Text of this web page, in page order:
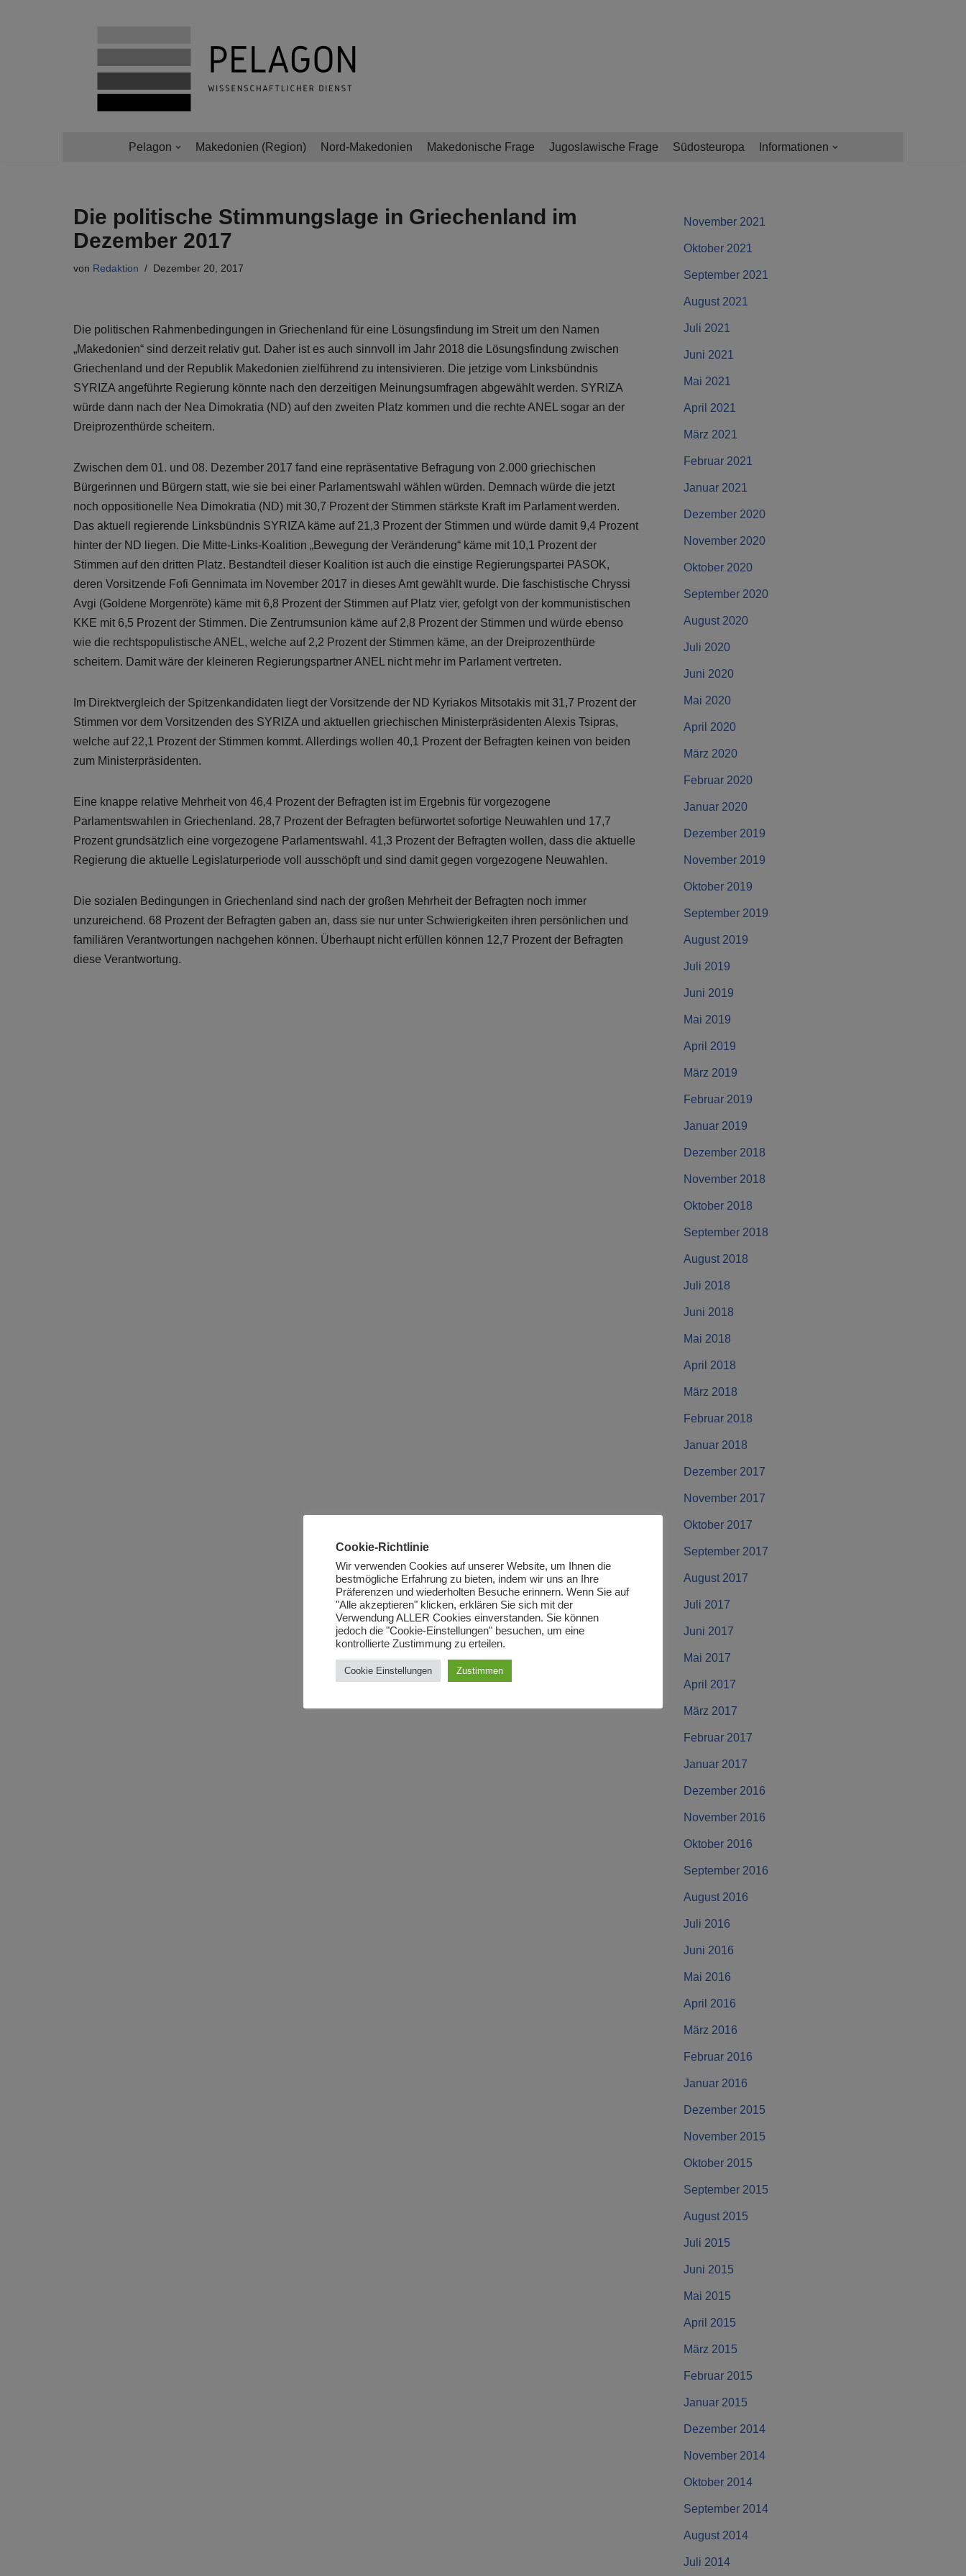
Pelagon Makedonien (Region) Nord-Makedonien Makedonische Frage Jugoslawische Frage Südosteuropa Informationen
Die politische Stimmungslage in Griechenland im
Dezember 2017
von Redaktion Dezember 20, 2017
Die politischen Rahmenbedingungen in Griechenland für eine Lösungsfindung im Streit um den Namen
„Makedonien“ sind derzeit relativ gut. Daher ist es auch sinnvoll im Jahr 2018 die Lösungsfindung zwischen
Griechenland und der Republik Makedonien zielführend zu intensivieren. Die jetzige vom Linksbündnis
SYRIZA angeführte Regierung könnte nach den derzeitigen Meinungsumfragen abgewählt werden. SYRIZA
würde dann nach der Nea Dimokratia (ND) auf den zweiten Platz kommen und die rechte ANEL sogar an der
Dreiprozenthürde scheitern.
Zwischen dem 01. und 08. Dezember 2017 fand eine repräsentative Befragung von 2.000 griechischen
Bürgerinnen und Bürgern statt, wie sie bei einer Parlamentswahl wählen würden. Demnach würde die jetzt
noch oppositionelle Nea Dimokratia (ND) mit 30,7 Prozent der Stimmen stärkste Kraft im Parlament werden.
Das aktuell regierende Linksbündnis SYRIZA käme auf 21,3 Prozent der Stimmen und würde damit 9,4 Prozent
hinter der ND liegen. Die Mitte-Links-Koalition „Bewegung der Veränderung“ käme mit 10,1 Prozent der
Stimmen auf den dritten Platz. Bestandteil dieser Koalition ist auch die einstige Regierungspartei PASOK,
deren Vorsitzende Fofi Gennimata im November 2017 in dieses Amt gewählt wurde. Die faschistische Chryssi
Avgi (Goldene Morgenröte) käme mit 6,8 Prozent der Stimmen auf Platz vier, gefolgt von der kommunistischen
KKE mit 6,5 Prozent der Stimmen. Die Zentrumsunion käme auf 2,8 Prozent der Stimmen und würde ebenso
wie die rechtspopulistische ANEL, welche auf 2,2 Prozent der Stimmen käme, an der Dreiprozenthürde
scheitern. Damit wäre der kleineren Regierungspartner ANEL nicht mehr im Parlament vertreten.
Im Direktvergleich der Spitzenkandidaten liegt der Vorsitzende der ND Kyriakos Mitsotakis mit 31,7 Prozent der
Stimmen vor dem Vorsitzenden des SYRIZA und aktuellen griechischen Ministerpräsidenten Alexis Tsipras,
welche auf 22,1 Prozent der Stimmen kommt. Allerdings wollen 40,1 Prozent der Befragten keinen von beiden
zum Ministerpräsidenten.
Eine knappe relative Mehrheit von 46,4 Prozent der Befragten ist im Ergebnis für vorgezogene
Parlamentswahlen in Griechenland. 28,7 Prozent der Befragten befürwortet sofortige Neuwahlen und 17,7
Prozent grundsätzlich eine vorgezogene Parlamentswahl. 41,3 Prozent der Befragten wollen, dass die aktuelle
Regierung die aktuelle Legislaturperiode voll ausschöpft und sind damit gegen vorgezogene Neuwahlen.
Die sozialen Bedingungen in Griechenland sind nach der großen Mehrheit der Befragten noch immer
unzureichend. 68 Prozent der Befragten gaben an, dass sie nur unter Schwierigkeiten ihren persönlichen und
familiären Verantwortungen nachgehen können. Überhaupt nicht erfüllen können 12,7 Prozent der Befragten
diese Verantwortung.
November 2021
Oktober 2021
September 2021
August 2021
Juli 2021
Juni 2021
Mai 2021
April 2021
März 2021
Februar 2021
Januar 2021
Dezember 2020
November 2020
Oktober 2020
September 2020
August 2020
Juli 2020
Juni 2020
Mai 2020
April 2020
März 2020
Februar 2020
Januar 2020
Dezember 2019
November 2019
Oktober 2019
September 2019
August 2019
Juli 2019
Juni 2019
Mai 2019
April 2019
März 2019
Februar 2019
Januar 2019
Dezember 2018
November 2018
Oktober 2018
September 2018
August 2018
Juli 2018
Juni 2018
Mai 2018
April 2018
März 2018
Februar 2018
Januar 2018
Dezember 2017
November 2017
Oktober 2017
September 2017
August 2017
Juli 2017
Juni 2017
Mai 2017
April 2017
März 2017
Februar 2017
Januar 2017
Dezember 2016
November 2016
Oktober 2016
September 2016
August 2016
Juli 2016
Juni 2016
Mai 2016
April 2016
März 2016
Februar 2016
Januar 2016
Dezember 2015
November 2015
Oktober 2015
September 2015
August 2015
Juli 2015
Juni 2015
Mai 2015
April 2015
März 2015
Februar 2015
Januar 2015
Dezember 2014
November 2014
Oktober 2014
September 2014
August 2014
Juli 2014
Cookie-Richtlinie
Wir verwenden Cookies auf unserer Website, um Ihnen die
bestmögliche Erfahrung zu bieten, indem wir uns an Ihre
Präferenzen und wiederholten Besuche erinnern. Wenn Sie auf
"Alle akzeptieren" klicken, erklären Sie sich mit der
Verwendung ALLER Cookies einverstanden. Sie können
jedoch die "Cookie-Einstellungen" besuchen, um eine
kontrollierte Zustimmung zu erteilen.
Cookie Einstellungen Zustimmen